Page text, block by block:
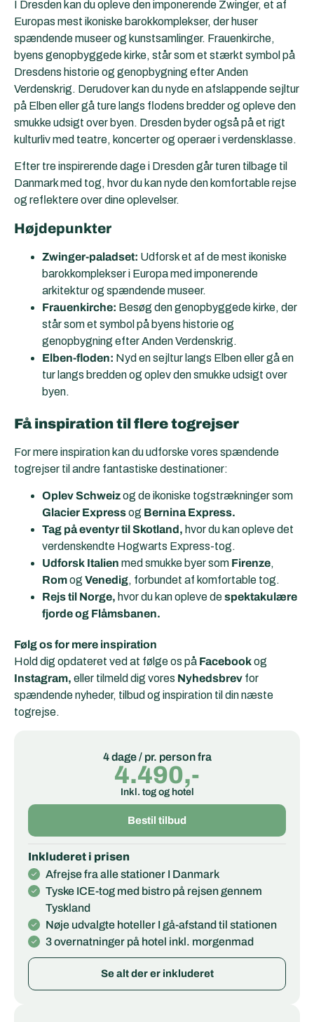
I Dresden kan du opleve den imponerende Zwinger, et af
Europas mest ikoniske barokkomplekser, der huser
spændende museer og kunstsamlinger. Frauenkirche,
byens genopbyggede kirke, står som et stærkt symbol på
Dresdens historie og genopbygning efter Anden
Verdenskrig. Derudover kan du nyde en afslappende sejltur
på Elben eller gå ture langs flodens bredder og opleve den
smukke udsigt over byen. Dresden byder også på et rigt
kulturliv med teatre, koncerter og operaer i verdensklasse.
Efter tre inspirerende dage i Dresden går turen tilbage til
Danmark med tog, hvor du kan nyde den komfortable rejse
og reflektere over dine oplevelser.
Højdepunkter
Zwinger-paladset: Udforsk et af de mest ikoniske
barokkomplekser i Europa med imponerende
arkitektur og spændende museer.
Frauenkirche: Besøg den genopbyggede kirke, der
står som et symbol på byens historie og
genopbygning efter Anden Verdenskrig.
Elben-floden: Nyd en sejltur langs Elben eller gå en
tur langs bredden og oplev den smukke udsigt over
byen.
Få inspiration til flere togrejser
For mere inspiration kan du udforske vores spændende
togrejser til andre fantastiske destinationer:
Oplev Schweizog de ikoniske togstrækninger som
Glacier Expressog Bernina Express.
Tag på eventyr til Skotland, hvor du kan opleve det
verdenskendte Hogwarts Express-tog.
Udforsk Italien med smukke byer som Firenze,
Romog Venedig, forbundet af komfortable tog.
Rejs til Norge, hvor du kan opleve despektakulære
fjorde og Flåmsbanen.
Følg os for mere inspiration
Hold dig opdateret ved at følge os på Facebookog
Instagram, eller tilmeld dig vores Nyhedsbrev for
spændende nyheder, tilbud og inspiration til din næste
togrejse.
4 dage / pr. person fra
4.490,-
Inkl. tog og hotel
Bestil tilbud
Inkluderet i prisen
Afrejse fra alle stationer I Danmark
Tyske ICE-tog med bistro på rejsen gennem
Tyskland
Nøje udvalgte hoteller I gå-afstand til stationen
3 overnatninger på hotel inkl. morgenmad
Se alt der er inkluderet